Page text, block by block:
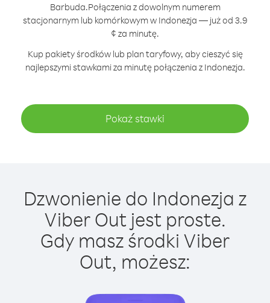
Barbuda.Połączenia z dowolnym numerem
stacjonarnym lub komórkowym w Indonezja — już od 3.9
¢ za minutę.
Kup pakiety środków lub plan taryfowy, aby cieszyć się
najlepszymi stawkami za minutę połączenia z Indonezja.
Pokaż stawki
Dzwonienie do Indonezja z
Viber Out jest proste.
Gdy masz środki Viber
Out, możesz: